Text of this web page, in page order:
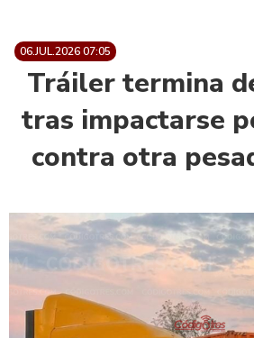
06.JUL.2026 07:05
Tráiler termina
tras impactarse
contra otra